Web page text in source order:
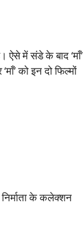
ऐसे में संडे के बाद ‘माँ’
को इन दो फिल्मों
के कलेक्शन